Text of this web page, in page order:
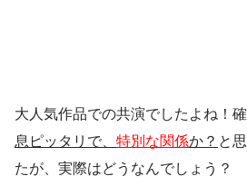
大人気作品での共演でしたよね！
息ピッタリで、 特別な関係か？ と
たが、実際はどうなんでしょう？